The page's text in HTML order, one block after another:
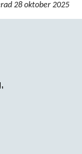
28 oktober 2025